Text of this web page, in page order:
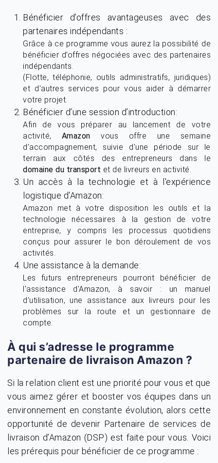
Bénéficier d’offres avantageuses avec des
partenaires indépendants :
Grâce à ce programme vous aurez la possibilité de
bénéficier d’offres négociées avec des partenaires
indépendants.
(Flotte, téléphonie, outils administratifs, juridiques)
et d'autres services pour vous aider à démarrer
votre projet.
Bénéficier d’une session d’introduction:
Afin de vous préparer au lancement de votre
activité, Amazon vous offre une semaine
d’accompagnement, suivie d'une période sur le
terrain aux côtés des entrepreneurs dans le
domaine du transport et de livreurs en activité.
Un accès à la technologie et à l'expérience
logistique d'Amazon:
Amazon met à votre disposition les outils et la
technologie nécessaires à la gestion de votre
entreprise, y compris les processus quotidiens
conçus pour assurer le bon déroulement de vos
activités.
Une assistance à la demande:
Les futurs entrepreneurs pourront bénéficier de
l'assistance d'Amazon, à savoir : un manuel
d'utilisation, une assistance aux livreurs pour les
problèmes sur la route et un gestionnaire de
compte.
À qui s’adresse le programme
partenaire de livraison Amazon ?
Si la relation client est une priorité pour vous et que
vous aimez gérer et booster vos équipes dans un
environnement en constante évolution, alors cette
opportunité de devenir Partenaire de services de
livraison d’Amazon (DSP) est faite pour vous. Voici
les prérequis pour bénéficier de ce programme :